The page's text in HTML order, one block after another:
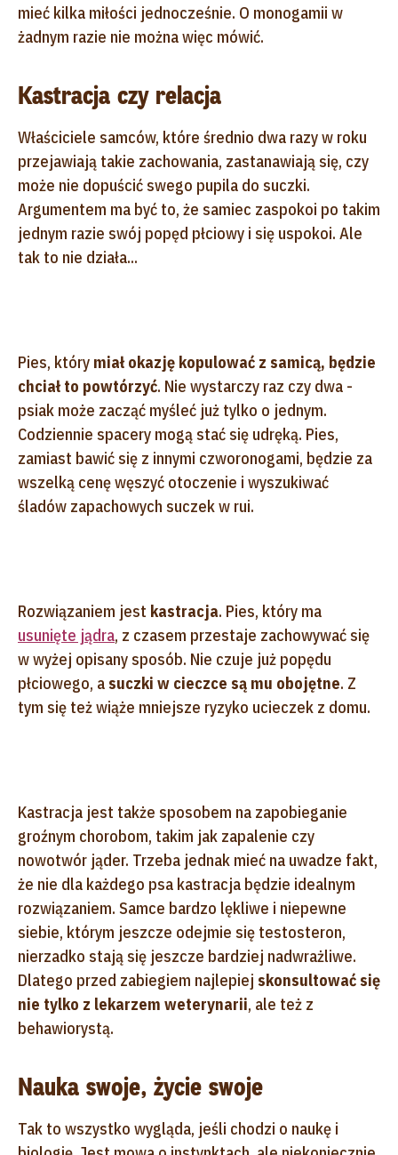
mieć kilka miłości jednocześnie. O monogamii w
żadnym razie nie można więc mówić.
Kastracja czy relacja
Właściciele samców, które średnio dwa razy w roku
przejawiają takie zachowania, zastanawiają się, czy
może nie dopuścić swego pupila do suczki.
Argumentem ma być to, że samiec zaspokoi po takim
jednym razie swój popęd płciowy i się uspokoi. Ale
tak to nie działa...
Pies, który miał okazję kopulować z samicą, będzie
chciał to powtórzyć. Nie wystarczy raz czy dwa -
psiak może zacząć myśleć już tylko o jednym.
Codziennie spacery mogą stać się udręką. Pies,
zamiast bawić się z innymi czworonogami, będzie za
wszelką cenę węszyć otoczenie i wyszukiwać
śladów zapachowych suczek w rui.
Rozwiązaniem jest kastracja. Pies, który ma
usunięte jądra, z czasem przestaje zachowywać się
w wyżej opisany sposób. Nie czuje już popędu
płciowego, asuczki w cieczce są mu obojętne. Z
tym się też wiąże mniejsze ryzyko ucieczek z domu.
Kastracja jest także sposobem na zapobieganie
groźnym chorobom, takim jak zapalenie czy
nowotwór jąder. Trzeba jednak mieć na uwadze fakt,
że nie dla każdego psa kastracja będzie idealnym
rozwiązaniem. Samce bardzo lękliwe i niepewne
siebie, którym jeszcze odejmie się testosteron,
nierzadko stają się jeszcze bardziej nadwrażliwe.
Dlatego przed zabiegiem najlepiej skonsultować się
nie tylko z lekarzem weterynarii, ale też z
behawiorystą.
Nauka swoje, życie swoje
Tak to wszystko wygląda, jeśli chodzi o naukę i